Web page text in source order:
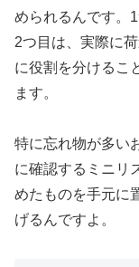
められるんです。
2つ目は、実際に
に役割を分けるこ
ます。
特に忘れ物が多い
に確認するミニリ
めたものを手元に
げるんですよ。